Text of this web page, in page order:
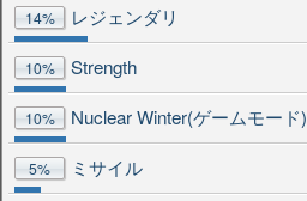
14% レジェンダリ
10% Strength
10% Nuclear Winter(ゲームモード)
5% ミサイル